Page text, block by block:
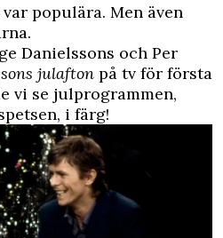
populära. Men även
Danielssons och Per
julafton på tv för första
vi se julprogrammen,
i färg!